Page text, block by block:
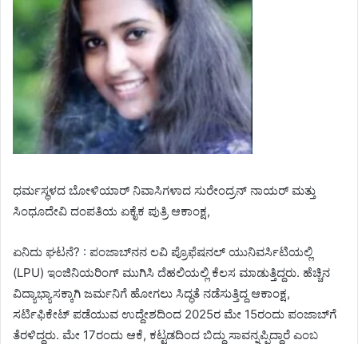
ಧರ್ಮಸ್ಥಳದ ಬೋಳಿಯಾರ್ ನಿವಾಸಿಗಳಾದ ಸುರೇಂದ್ರನ್ ನಾಯರ್ ಮತ್ತು
ಸಿಂಧೂದೇವಿ ದಂಪತಿಯ ಏಕೈಕ ಪುತ್ರಿ ಆಕಾಂಕ್ಷ,
ಏನಿದು ಘಟನೆ? : ಪಂಜಾಬ್‌ನನ ಲವಿ ಪ್ರೊಫೆಷನಲ್ ಯುನಿವರ್ಸಿಟಿಯಲ್ಲಿ
(LPU) ಇಂಜಿನಿಯರಿಂಗ್ ಮುಗಿಸಿ ದೆಹಲಿಯಲ್ಲಿ ಕೆಲಸ ಮಾಡುತ್ತಿದ್ದರು. ಹೆಚ್ಚಿನ
ವಿದ್ಯಾಭ್ಯಾಸಕ್ಕಾಗಿ ಜರ್ಮನಿಗೆ ಹೋಗಲು ಸಿದ್ಧತೆ ನಡೆಸುತ್ತಿದ್ದ ಆಕಾಂಕ್ಷ,
ಸರ್ಟಿಫಿಕೇಟ್ ಪಡೆಯುವ ಉದ್ದೇಶದಿಂದ 2025ರ ಮೇ 15ರಂದು ಪಂಜಾಬ್‌ಗೆ
ತೆರಳಿದ್ದರು. ಮೇ 17ರಂದು ಆಕೆ, ಕಟ್ಟಡದಿಂದ ಬಿದ್ದು ಸಾವನ್ನಪ್ಪಿದ್ದಾರೆ ಎಂಬ